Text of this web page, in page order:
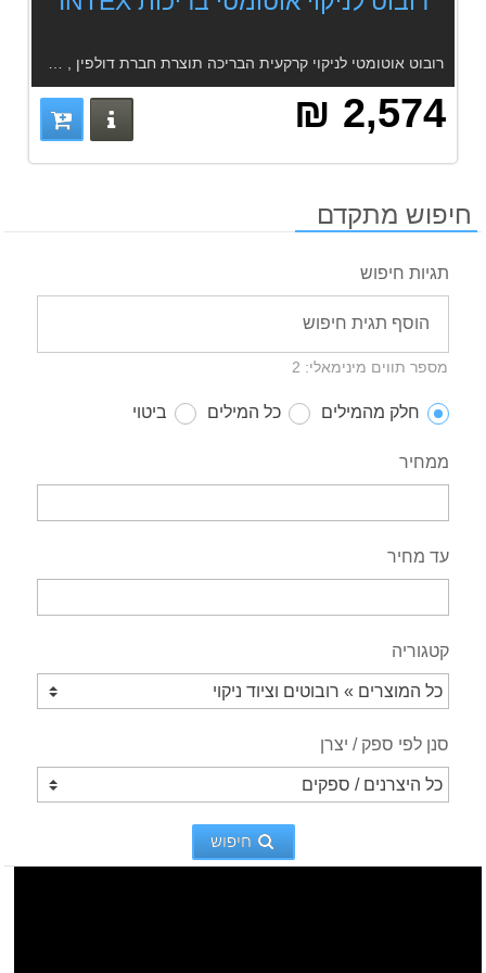
2,574 ₪ פרטים
חיפוש מתקדם
תגיות חיפוש
מספר תווים מינימאלי: 2
חלק מהמילים כל המילים ביטוי
ממחיר
עד מחיר
קטגוריה
סנן לפי ספק / יצרן
חיפוש